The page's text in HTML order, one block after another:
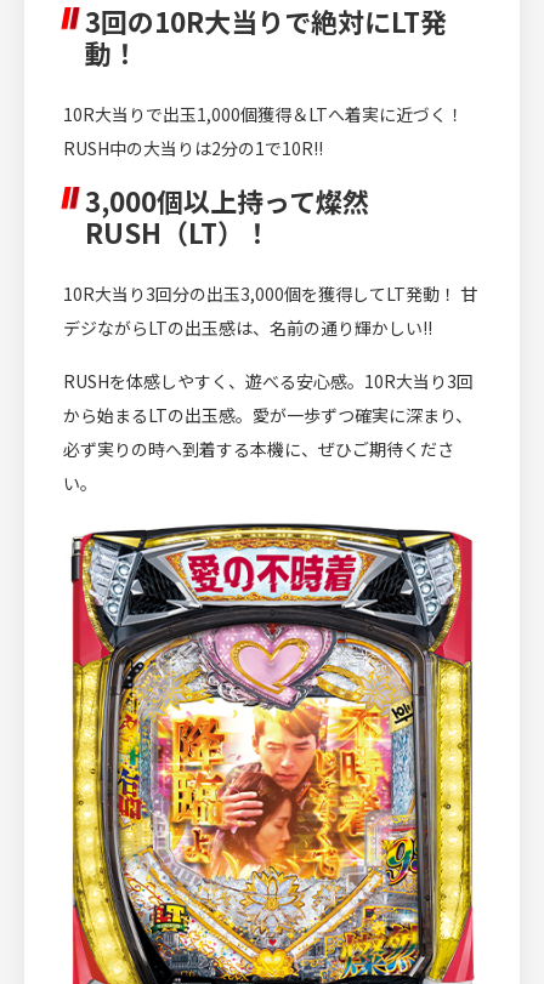
3回の10R大当りで絶対にLT発
動！
10R大当りで出玉1,000個獲得＆LTへ着実に近づく！
RUSH中の大当りは2分の1で10R!!
3,000個以上持って燦然
RUSH（LT）！
10R大当り3回分の出玉3,000個を獲得してLT発動！ 甘
デジながらLTの出玉感は、名前の通り輝かしい!!
RUSHを体感しやすく、遊べる安心感。10R大当り3回
から始まるLTの出玉感。愛が一歩ずつ確実に深まり、
必ず実りの時へ到着する本機に、ぜひご期待くださ
い。